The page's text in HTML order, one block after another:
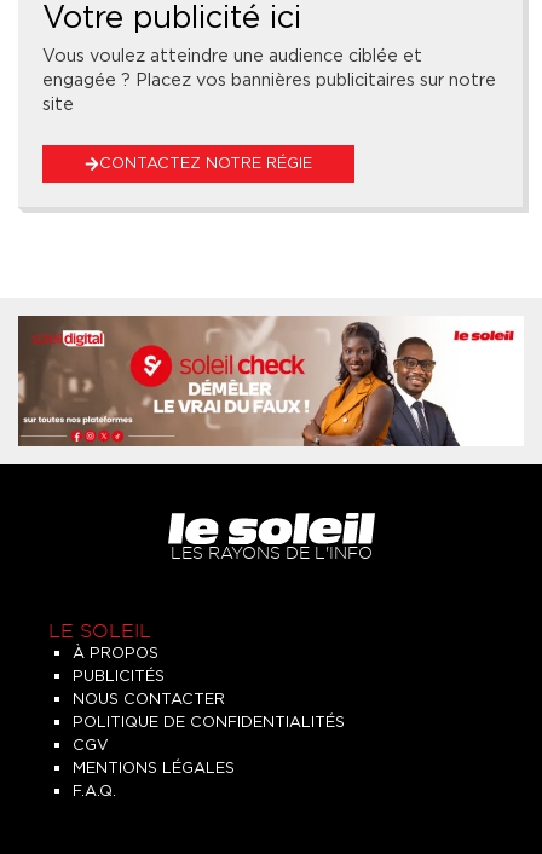
Votre publicité ici
Vous voulez atteindre une audience ciblée et
engagée ? Placez vos bannières publicitaires sur notre
site
CONTACTEZ NOTRE RÉGIE
LES RAYONS DE L'INFO
LE SOLEIL
À PROPOS
PUBLICITÉS
NOUS CONTACTER
POLITIQUE DE CONFIDENTIALITÉS
CGV
MENTIONS LÉGALES
F.A.Q.